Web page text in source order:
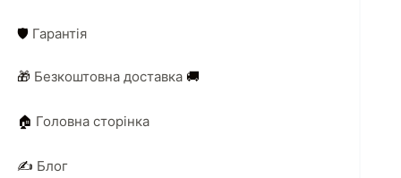
🛡️ Гарантія
🎁 Безкоштовна доставка 🚚
🏠 Головна сторінка
✍️ Блог